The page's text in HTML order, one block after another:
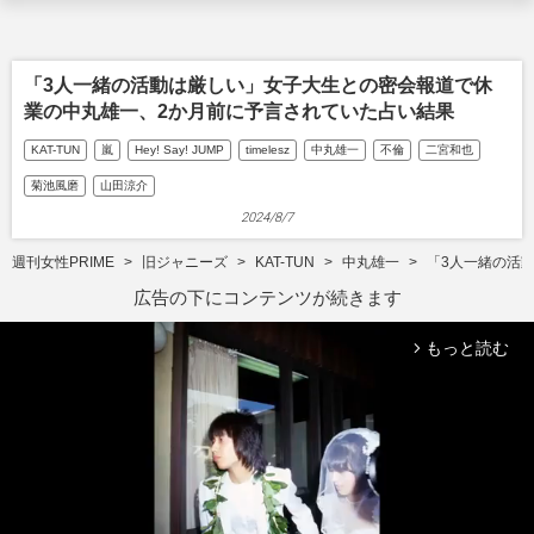
「3人一緒の活動は厳しい」女子大生との密会報道で休
業の中丸雄一、2か月前に予言されていた占い結果
KAT-TUN 嵐 Hey! Say! JUMP timelesz 中丸雄一 不倫 二宮和也
菊池風磨 山田涼介
2024/8/7
週刊女性PRIME 旧ジャニーズ KAT-TUN 中丸雄一 「3人一緒の活
広告の下にコンテンツが続きます
arrow_forward_ios もっと読む